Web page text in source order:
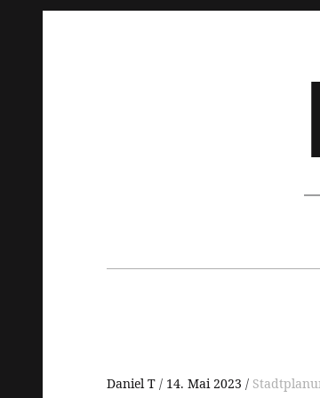
Hauptnavigation
Daniel T 14. Mai 2023